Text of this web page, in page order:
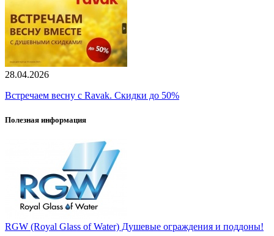
28.04.2026
Встречаем весну с Ravak. Скидки до 50%
Полезная информация
RGW (Royal Glass of Water) Душевые ограждения и поддоны!